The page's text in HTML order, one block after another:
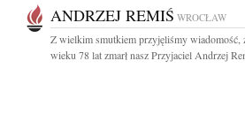
ANDRZEJ REMIŚ WROCŁAW
Z wielkim smutkiem przyjęliśmy wiadomość,
wieku 78 lat zmarł nasz Przyjaciel Andrzej